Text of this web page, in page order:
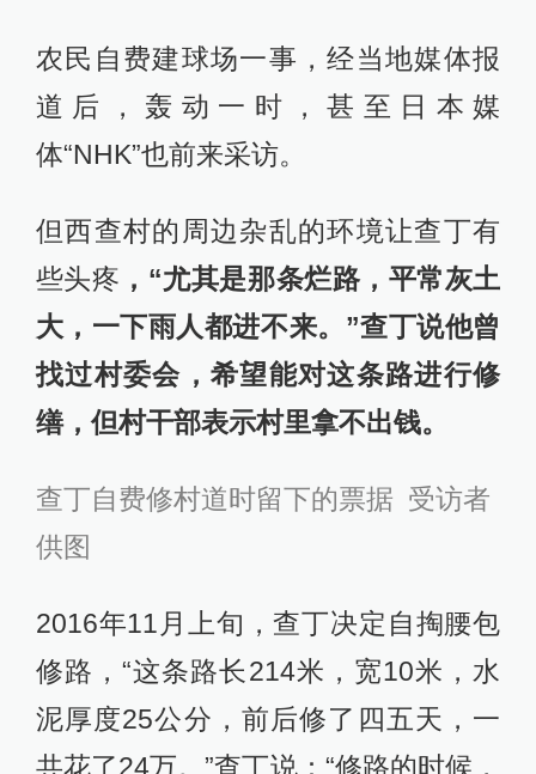
农民自费建球场一事，经当地媒体报
道后，轰动一时，甚至日本媒
体“NHK”也前来采访。
但西查村的周边杂乱的环境让查丁有
些头疼 ，“尤其是那条烂路，平常灰土
大，一下雨人都进不来。”查丁说他曾
找过村委会，希望能对这条路进行修
缮，但村干部表示村里拿不出钱。
查丁自费修村道时留下的票据 受访者
供图
2016年11月上旬，查丁决定自掏腰包
修路，“这条路长214米，宽10米，水
泥厚度25公分，前后修了四五天，一
共花了24万。”查丁说：“修路的时候，